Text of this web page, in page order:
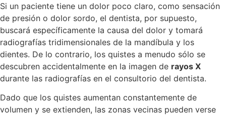
Si un paciente tiene un dolor poco claro, como sensación
de presión o dolor sordo, el dentista, por supuesto,
buscará específicamente la causa del dolor y tomará
radiografías tridimensionales de la mandíbula y los
dientes. De lo contrario, los quistes a menudo sólo se
descubren accidentalmente en la imagen de rayos X
durante las radiografías en el consultorio del dentista.
Dado que los quistes aumentan constantemente de
volumen y se extienden, las zonas vecinas pueden verse